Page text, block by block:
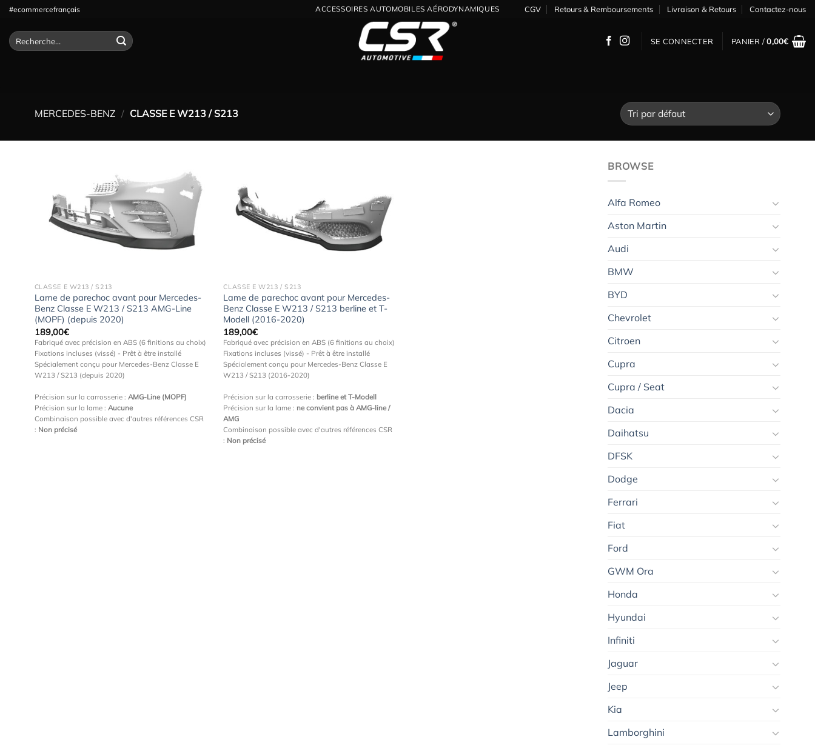
Passer
contenu
#ecommercefrançais ACCESSOIRES AUTOMOBILES AÉRODYNAMIQUES CGV Retours & Remboursements Livraison & Retours Contactez-nous
Recherche
pour :
SE CONNECTER PANIER /0,00€
MERCEDES-BENZ / CLASSE E W213 / S213
Ajouter
à la
wishlist
CLASSE E W213 / S213
Lame de parechoc avant pour Mercedes-
Benz Classe E W213 / S213 AMG-Line
(MOPF) (depuis 2020)
189,00€
Fabriqué avec précision en ABS (6 finitions au choix)
Fixations incluses (vissé) - Prêt à être installé
Spécialement conçu pour Mercedes-Benz Classe E
W213 / S213 (depuis 2020)
Précision sur la carrosserie : AMG-Line (MOPF)
Précision sur la lame : Aucune
Combinaison possible avec d'autres références CSR
: Non précisé
Ajouter
à la
wishlist
CLASSE E W213 / S213
Lame de parechoc avant pour Mercedes-
Benz Classe E W213 / S213 berline et T-
Modell (2016-2020)
189,00€
Fabriqué avec précision en ABS (6 finitions au choix)
Fixations incluses (vissé) - Prêt à être installé
Spécialement conçu pour Mercedes-Benz Classe E
W213 / S213 (2016-2020)
Précision sur la carrosserie : berline et T-Modell
Précision sur la lame : ne convient pas à AMG-line /
AMG
Combinaison possible avec d'autres références CSR
: Non précisé
BROWSE
Alfa Romeo
Aston Martin
Audi
BMW
BYD
Chevrolet
Citroen
Cupra
Cupra / Seat
Dacia
Daihatsu
DFSK
Dodge
Ferrari
Fiat
Ford
GWM Ora
Honda
Hyundai
Infiniti
Jaguar
Jeep
Kia
Lamborghini